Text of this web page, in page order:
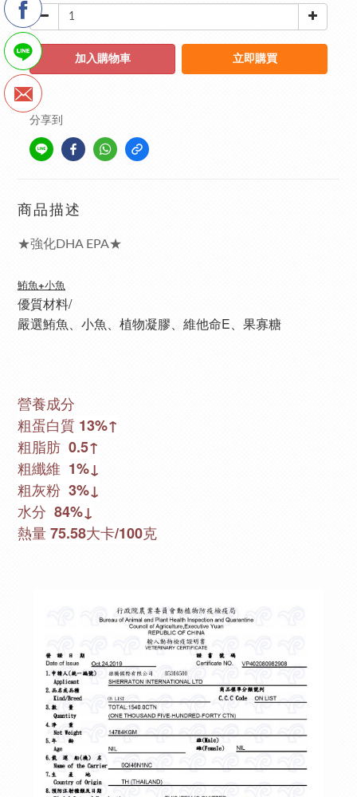
加入購物車 立即購買
分享到
商品描述
★強化DHA EPA★
鮪魚+小魚
優質材料/
嚴選鮪魚、小魚、植物凝膠、維他命E、果寡糖
營養成分
粗蛋白質 13%↑
粗脂肪  0.5↑
粗纖維  1%↓
粗灰粉  3%↓
水分  84%↓
熱量 75.58大卡/100克